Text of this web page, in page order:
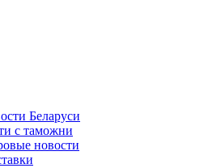
Беларуси
с таможни
новости